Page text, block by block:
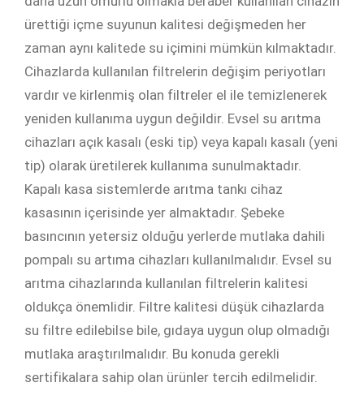
ürettiği içme suyunun kalitesi değişmeden her
zaman aynı kalitede su içimini mümkün kılmaktadır.
Cihazlarda kullanılan filtrelerin değişim periyotları
vardır ve kirlenmiş olan filtreler el ile temizlenerek
yeniden kullanıma uygun değildir. Evsel su arıtma
cihazları açık kasalı (eski tip) veya kapalı kasalı (yeni
tip) olarak üretilerek kullanıma sunulmaktadır.
Kapalı kasa sistemlerde arıtma tankı cihaz
kasasının içerisinde yer almaktadır. Şebeke
basıncının yetersiz olduğu yerlerde mutlaka dahili
pompalı su artıma cihazları kullanılmalıdır. Evsel su
arıtma cihazlarında kullanılan filtrelerin kalitesi
oldukça önemlidir. Filtre kalitesi düşük cihazlarda
su filtre edilebilse bile, gıdaya uygun olup olmadığı
mutlaka araştırılmalıdır. Bu konuda gerekli
sertifikalara sahip olan ürünler tercih edilmelidir.